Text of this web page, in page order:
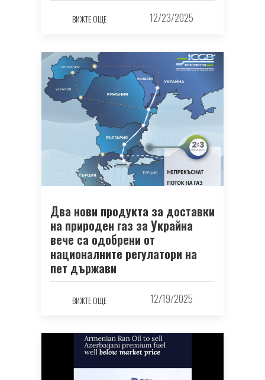
ВИЖТЕ ОЩЕ 12/23/2025
Два нови продукта за доставки
на природен газ за Украйна
вече са одобрени от
националните регулатори на
пет държави
ВИЖТЕ ОЩЕ 12/19/2025